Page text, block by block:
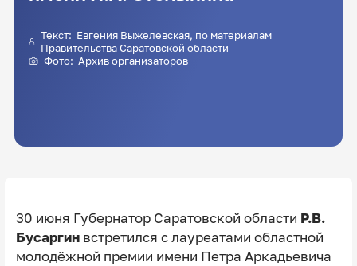
Текст: Евгения Выжелевская, по материалам
Правительства Саратовской области
Фото: Архив организаторов
30 июня Губернатор Саратовской области Р.В.
Бусаргинвстретился с лауреатами областной
молодёжной премии имени Петра Аркадьевича